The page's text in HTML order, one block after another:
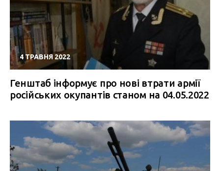
4 ТРАВНЯ 2022
Генштаб інформує про нові втрати армії
російських окупантів станом на 04.05.2022